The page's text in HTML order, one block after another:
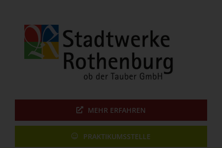
MEHR ERFAHREN
PRAKTIKUMSSTELLE